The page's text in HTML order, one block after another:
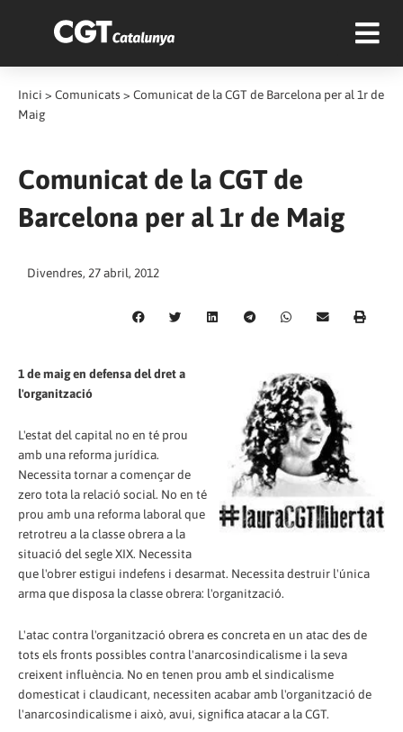
Inici > Comunicats > Comunicat de la CGT de Barcelona per al 1r de
Maig
Comunicat de la CGT de
Barcelona per al 1r de Maig
Divendres, 27 abril, 2012
1 de maig en defensa del dret a
l'organització
L'estat del capital no en té prou
amb una reforma jurídica.
Necessita tornar a començar de
zero tota la relació social. No en té
prou amb una reforma laboral que
retrotreu a la classe obrera a la
situació del segle XIX. Necessita
que l'obrer estigui indefens i desarmat. Necessita destruir l'única
arma que disposa la classe obrera: l'organització.
L'atac contra l'organització obrera es concreta en un atac des de
tots els fronts possibles contra l'anarcosindicalisme i la seva
creixent influència. No en tenen prou amb el sindicalisme
domesticat i claudicant, necessiten acabar amb l'organització de
l'anarcosindicalisme i això, avui, significa atacar a la CGT.